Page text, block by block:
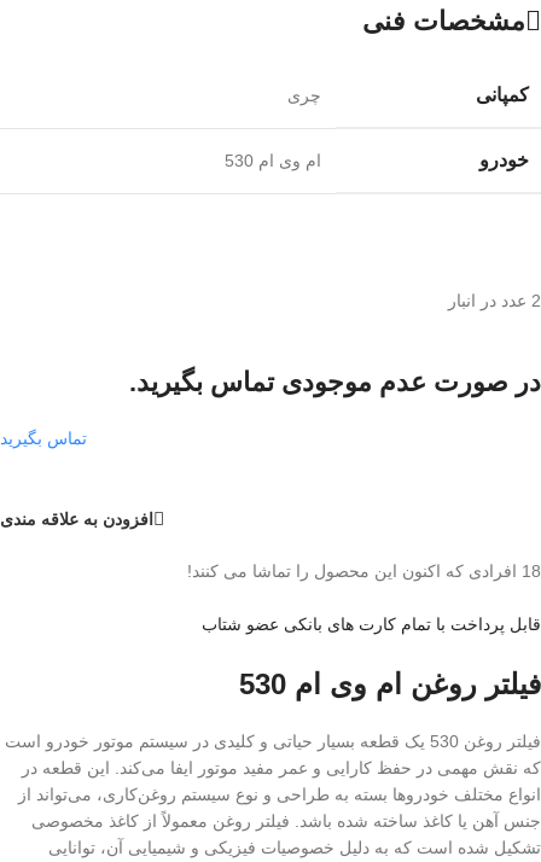
مشخصات فنی
کمپانی چری
خودرو ام وی ام 530
2 عدد در انبار
در صورت عدم موجودی تماس بگیرید.
تماس بگیرید
افزودن به علاقه مندی
18 افرادی که اکنون این محصول را تماشا می کنند!
قابل پرداخت با تمام کارت های بانکی عضو شتاب
فیلتر روغن ام وی ام 530
فیلتر روغن 530 یک قطعه بسیار حیاتی و کلیدی در سیستم موتور خودرو است
که نقش مهمی در حفظ کارایی و عمر مفید موتور ایفا می‌کند. این قطعه در
انواع مختلف خودروها بسته به طراحی و نوع سیستم روغن‌کاری، می‌تواند از
جنس آهن یا کاغذ ساخته شده باشد. فیلتر روغن معمولاً از کاغذ مخصوصی
تشکیل شده است که به دلیل خصوصیات فیزیکی و شیمیایی آن، توانایی